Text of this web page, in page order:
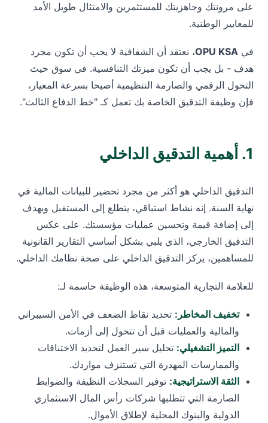
على مرونتك وجاهزيتك للمستثمرين والامتثال طويل الأمد
للمعايير الوطنية.
في OPU KSA، نعتقد أن الشفافية لا يجب أن تكون مجرد
هدف - بل يجب أن تكون ميزتك التنافسية. في سوق حيث
التحول الرقمي والصارمة التنظيمية أصبحا بسرعة المعيار،
فإن وظيفة التدقيق الخاصة بك تعمل كـ "خط الدفاع الثالث".
1. أهمية التدقيق الداخلي
التدقيق الداخلي هو أكثر من مجرد تحضير للبيانات المالية في
نهاية السنة. إنه نشاط استباقي، يتطلع إلى المستقبل ويهدف
إلى إضافة قيمة وتحسين عمليات مؤسستك. على عكس
التدقيق الخارجي، الذي يلبي بشكل أساسي التقارير القانونية
للمساهمين، يركز التدقيق الداخلي على صحة نظامك الداخلي.
للعلامة التجارية المتوسعة، هذه الوظيفة حاسمة لـ:
تخفيف المخاطر: تحديد نقاط الضعف في الأمن السيبراني
والمالية والعمليات قبل أن تتحول إلى أزمات.
التميز التشغيلي: تحليل سير العمل لتحديد الاختناقات
والممارسات المهدرة التي تستنزف مواردك.
الثقة الاستراتيجية: توفير السجلات النظيفة والضوابط
الصارمة التي تتطلبها شركات رأس المال الاستثماري
الدولية والبنوك المحلية لإطلاق الأموال.